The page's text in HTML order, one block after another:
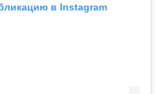
в Instagram